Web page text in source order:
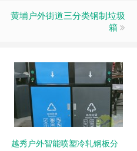
黄埔户外街道三分类钢制垃圾
箱
越秀户外智能喷塑冷轧钢板分